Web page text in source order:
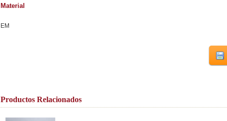
Material
EM
Productos Relacionados